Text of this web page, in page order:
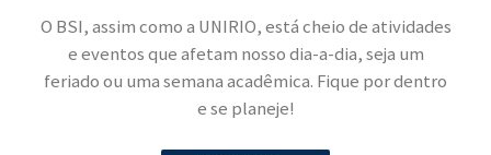
O BSI, assim como a UNIRIO, está cheio de atividades
e eventos que afetam nosso dia-a-dia, seja um
feriado ou uma semana acadêmica. Fique por dentro
e se planeje!